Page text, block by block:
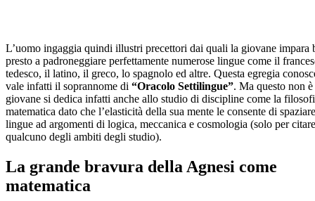
L’uomo ingaggia quindi illustri precettori dai quali la giovane impara
presto a padroneggiare perfettamente numerose lingue come il
tedesco, il latino, il greco, lo spagnolo ed altre. Questa egregia
vale infatti il soprannome di “Oracolo Settilingue”. Ma questo non
giovane si dedica infatti anche allo studio di discipline come la
matematica dato che l’elasticità della sua mente le consente di
lingue ad argomenti di logica, meccanica e cosmologia (solo per citare
qualcuno degli ambiti degli studio).
La grande bravura della Agnesi come
matematica